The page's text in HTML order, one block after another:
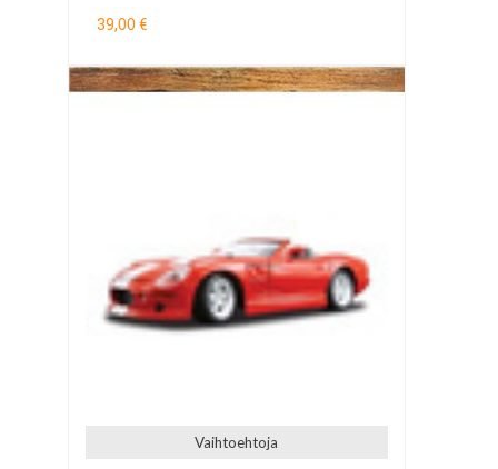
39,00 €
Vaihtoehtoja